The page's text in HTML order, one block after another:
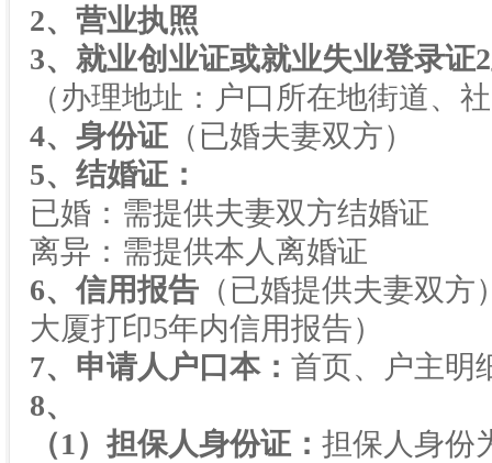
2、营业执照
3、就业创业证或就业失业登录证2
（办理地址：户口所在地街道、
4、身份证 （已婚夫妻双方）
5、结婚证：
已婚：需提供夫妻双方结婚证
离异：需提供本人离婚证
6、信用报告 （已婚提供夫妻双
大厦打印5年内信用报告）
7、申请人户口本： 首页、户主明
8、
（1）担保人身份证： 担保人身份